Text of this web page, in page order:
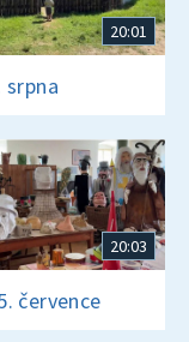
20:01
srpna
20:03
července